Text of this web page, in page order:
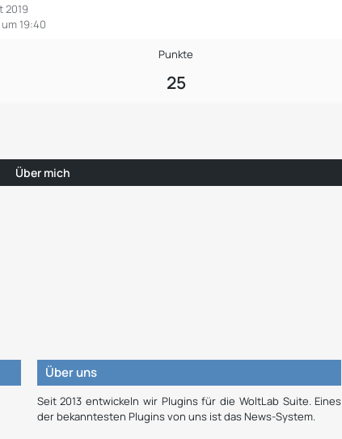
2019
19:40
Punkte
25
Über mich
Über uns
Seit 2013 entwickeln wir Plugins für die WoltLab Suite. Eines
der bekanntesten Plugins von uns ist das News-System.